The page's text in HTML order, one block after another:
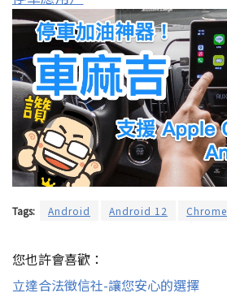
Tags: Android Android 12 Chrome
您也許會喜歡：
立達合法徵信社-讓您安心的選擇